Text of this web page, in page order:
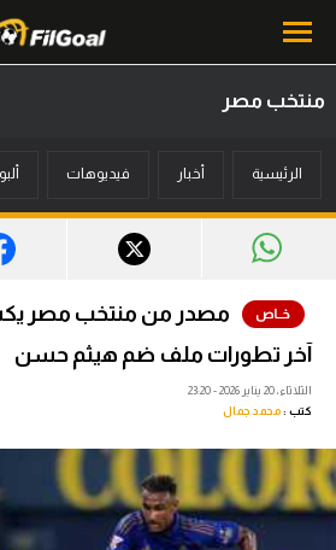
أخبار
ميركاتو
فانتازي في الجول
فيديوهات
عدسات
منتخب مصر
الرئيسية أخبار فيديوهات
مصدر من منتخب مصر
آخر تطورات ملف ضم هيثم حسن
الثلاثاء، 20 يناير 2026 - 23:20
كتب :محمد جمال